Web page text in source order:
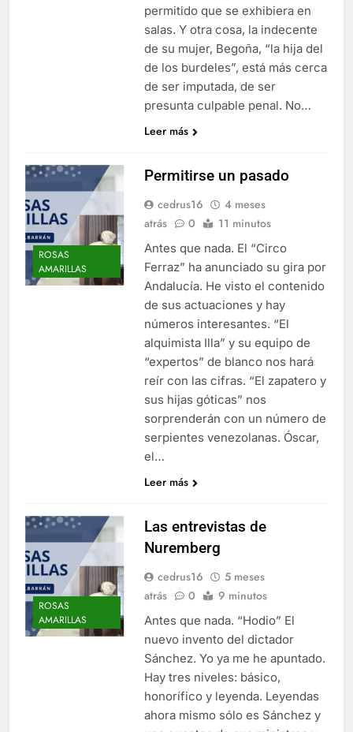
permitido que se exhibiera en
salas. Y otra cosa, la indecente
de su mujer, Begoña, “la hija del
de los burdeles”, está más cerca
de ser imputada, de ser
presunta culpable penal. No…
Leer más
ROSAS
AMARILLAS
Permitirse un pasado
cedrus16
4 meses
atrás
0 11 minutos
Antes que nada. El “Circo
Ferraz” ha anunciado su gira por
Andalucía. He visto el contenido
de sus actuaciones y hay
números interesantes. “El
alquimista Illa” y su equipo de
“expertos” de blanco nos hará
reír con las cifras. “El zapatero y
sus hijas góticas” nos
sorprenderán con un número de
serpientes venezolanas. Óscar,
el…
Leer más
ROSAS
AMARILLAS
Las entrevistas de
Nuremberg
cedrus16
5 meses
atrás
0 9 minutos
Antes que nada. “Hodio” El
nuevo invento del dictador
Sánchez. Yo ya me he apuntado.
Hay tres niveles: básico,
honorífico y leyenda. Leyendas
ahora mismo sólo es Sánchez y